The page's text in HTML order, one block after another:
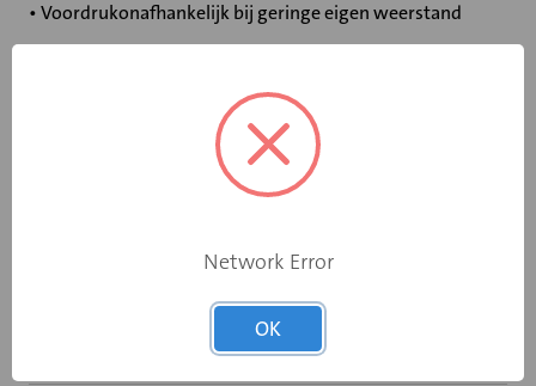
• Voordrukonafhankelijk bij geringe eigen weerstand
Elektromotor 24 V
Nee
Network Error
OK